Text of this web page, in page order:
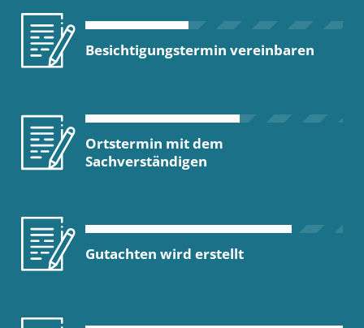
Besichtigungstermin vereinbaren
Ortstermin mit dem
Sachverständigen
Gutachten wird erstellt